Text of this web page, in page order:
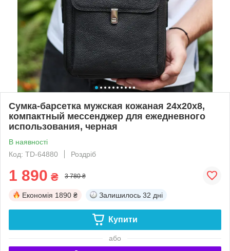
Сумка-барсетка мужская кожаная 24х20х8,
компактный мессенджер для ежедневного
использования, черная
В наявності
Код: TD-64880
Роздріб
1 890 ₴ 3 780 ₴
Економія 1890 ₴ Залишилось 32 дні
Купити
або